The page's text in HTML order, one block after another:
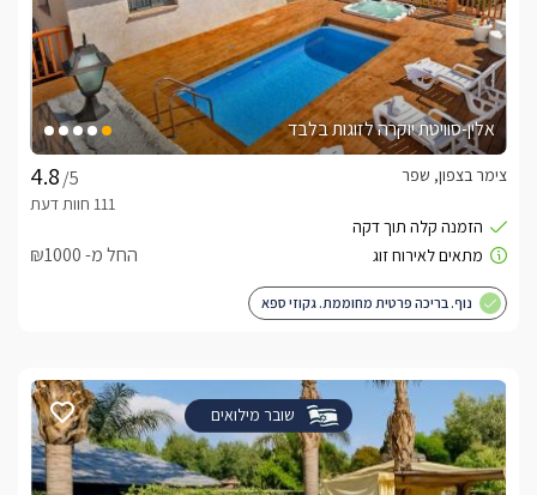
אלין-סוויטת יוקרה לזוגות בלבד
/5
צימר בצפון, שפר
החל מ- ₪1000
נוף. בריכה פרטית מחוממת. גקוזי ספא
שובר מילואים